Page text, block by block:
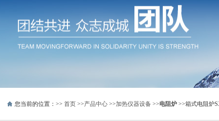
您当前的位置：>> 首页 >>产品中心 >>加热仪器设备 >>电阻炉 >>箱式电阻炉